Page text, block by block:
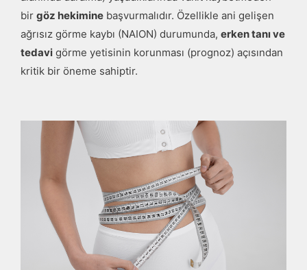
bir göz hekimine başvurmalıdır. Özellikle ani gelişen
ağrısız görme kaybı (NAION) durumunda, erken tanı ve
tedavi görme yetisinin korunması (prognoz) açısından
kritik bir öneme sahiptir.